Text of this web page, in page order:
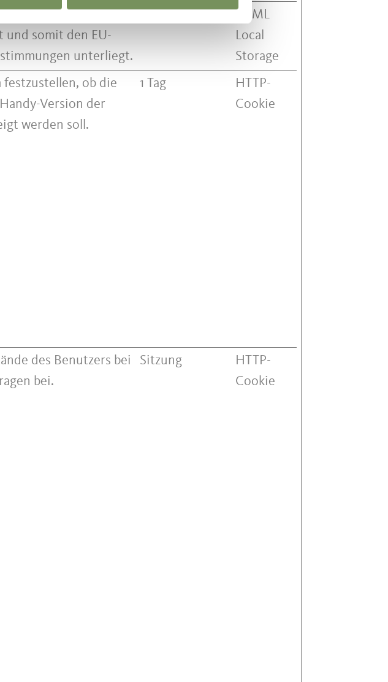
und somit den EU-
unterliegt.
HTML
Local
Storage
festzustellen, ob die
Version der
werden soll.
1 Tag
HTTP-
Cookie
des Benutzers bei
bei.
Sitzung
HTTP-
Cookie